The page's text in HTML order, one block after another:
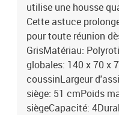
utilise une housse
Cette astuce
pour toute réunion
GrisMatériau:
globales: 140 x 70 x
coussinLargeur
siège: 51 cmPoids
siègeCapacité: